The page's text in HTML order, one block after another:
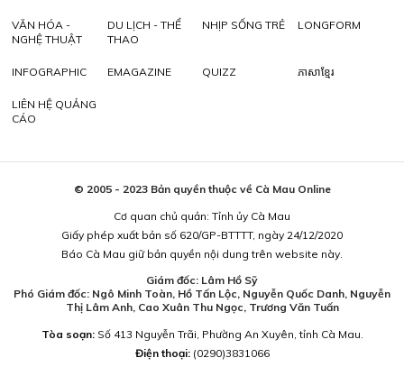
VĂN HÓA -
NGHỆ THUẬT
DU LỊCH - THỂ
THAO
NHỊP SỐNG TRẺ LONGFORM
INFOGRAPHIC EMAGAZINE QUIZZ ភាសាខ្មែរ
LIÊN HỆ QUẢNG
CÁO
© 2005 - 2023 Bản quyền thuộc về Cà Mau Online
Cơ quan chủ quản: Tỉnh ủy Cà Mau
Giấy phép xuất bản số 620/GP-BTTTT, ngày 24/12/2020
Báo Cà Mau giữ bản quyền nội dung trên website này.
Giám đốc: Lâm Hồ Sỹ
Phó Giám đốc: Ngô Minh Toàn, Hồ Tấn Lộc, Nguyễn Quốc Danh, Nguyễn
Thị Lâm Anh, Cao Xuân Thu Ngọc, Trương Văn Tuấn
Tòa soạn:Số 413 Nguyễn Trãi, Phường An Xuyên, tỉnh Cà Mau.
Điện thoại: (0290)3831066